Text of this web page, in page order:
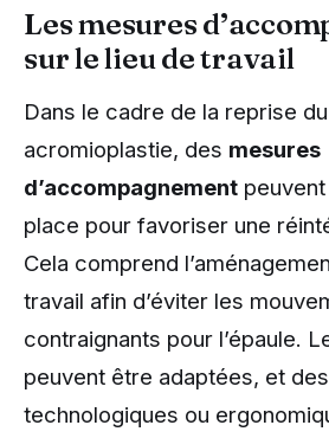
Les mesures
sur le lieu de travail
Dans le cadre de la reprise
acromioplastie, des mesures
d’accompagnement
place pour favoriser une
Cela comprend
travail afin d’éviter les
contraignants pour l’épaule.
peuvent être adaptées, et
technologiques ou